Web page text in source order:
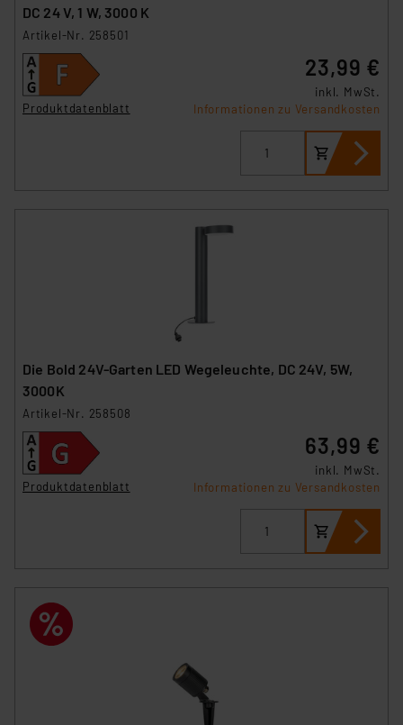
DC 24 V, 1 W, 3000 K
Artikel-Nr. 258501
Produktdatenblatt
23,99 €
inkl. MwSt.
Informationen zu Versandkosten
Die Bold 24V-Garten LED Wegeleuchte, DC 24V, 5W,
3000K
Artikel-Nr. 258508
Produktdatenblatt
63,99 €
inkl. MwSt.
Informationen zu Versandkosten